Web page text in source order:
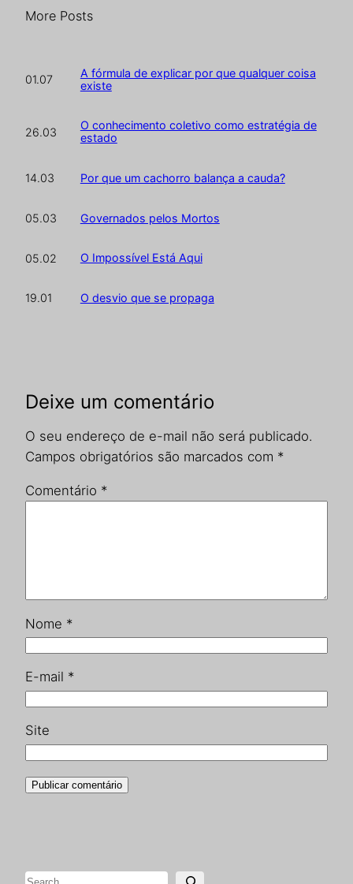
More Posts
01.07
A fórmula de explicar por que qualquer coisa
existe
26.03
O conhecimento coletivo como estratégia de
estado
14.03 Por que um cachorro balança a cauda?
05.03 Governados pelos Mortos
05.02 O Impossível Está Aqui
19.01 O desvio que se propaga
Deixe um comentário
O seu endereço de e-mail não será publicado.
Campos obrigatórios são marcados com *
Comentário *
Nome *
E-mail *
Site